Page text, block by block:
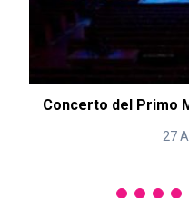
Concerto del Primo
27